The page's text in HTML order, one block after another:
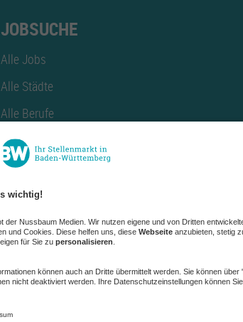
JOBSUCHE
Alle Jobs
Alle Städte
Alle Berufe
Alle Berufe nach Stadt
Alle Tätigkeitsbereiche
Alle Tätigkeitsbereiche nach Stadt
azubiBW.de
Minijobs
Firmenprofil